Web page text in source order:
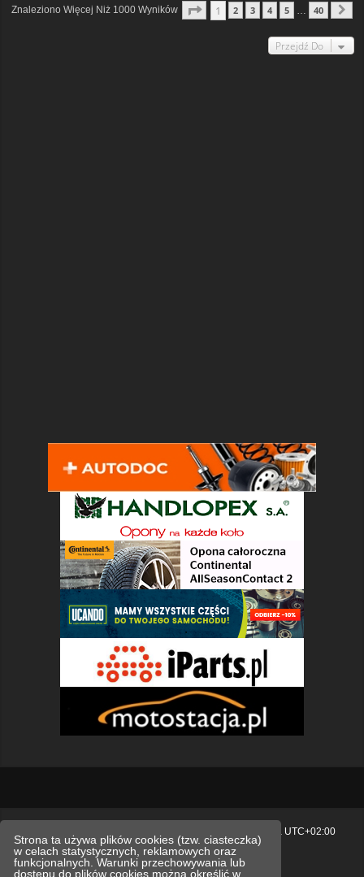
Strona ta używa plików cookies (tzw. ciasteczka)
w celach statystycznych, reklamowych oraz
funkcjonalnych. Warunki przechowywania lub
dostępu do plików cookies można określić w
Znaleziono Więcej Niż 1000 Wyników Strona1 40
1 2 3 4 5 40
Przejdź Do
UTC+02:00
Polityka prywatności.